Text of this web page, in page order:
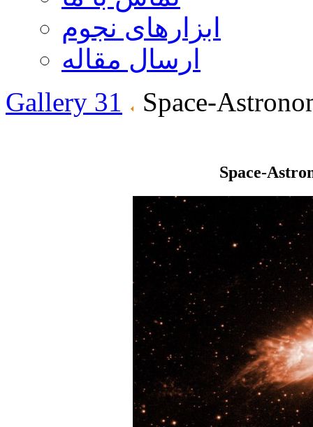
ابزارهای نجوم
ارسال مقاله
Gallery 31
Space-
Space-